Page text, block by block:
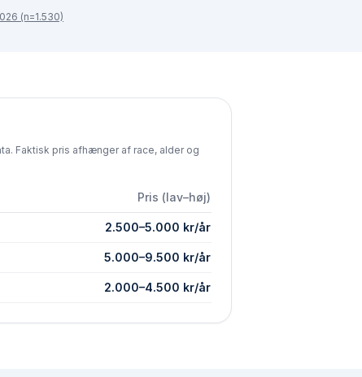
(n=1.530)
Faktisk pris afhænger af race, alder og
Pris (lav–høj)
2.500–5.000 kr/år
5.000–9.500 kr/år
2.000–4.500 kr/år